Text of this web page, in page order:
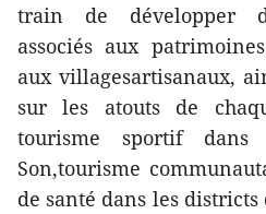
train de développer
associés aux
aux villagesartisanaux,
sur les atouts de
tourisme sportif
Son,tourisme
de santé dans les districts